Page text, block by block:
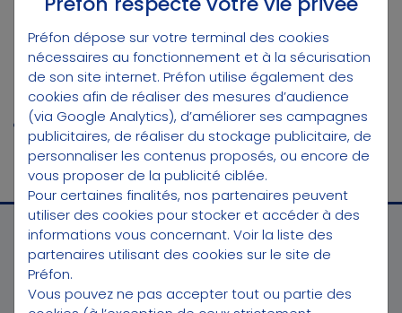
personnalisé par les équipes de Préfon au
moment de la décumulation.
Notre invité :
Philippe Soubirous, président de Préfon
Préfon dépose sur votre terminal des cookies
nécessaires au fonctionnement et à la sécurisation
de son site internet. Préfon utilise également des
cookies afin de réaliser des mesures d’audience
(via Google Analytics), d’améliorer ses campagnes
publicitaires, de réaliser du stockage publicitaire, de
personnaliser les contenus proposés, ou encore de
vous proposer de la publicité ciblée.
Pour certaines finalités, nos partenaires peuvent
utiliser des cookies pour stocker et accéder à des
informations vous concernant. Voir la liste des
partenaires utilisant des cookies sur le site de
Préfon.
Vous pouvez ne pas accepter tout ou partie des